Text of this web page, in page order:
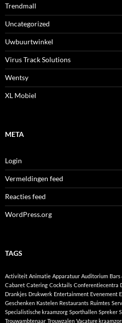
Trendmall
Uncategorized
Uwbuurtwinkel
Virus Track Solutions
Wentsy
XL Mobiel
META
Login
Vermeldingen feed
Reacties feed
WordPress.org
TAGS
Activiteit Animatie Apparatuur Auditorium Bars
Cabaret Catering Cocktails Conferentiecentra
Drankjes Drukwerk Entertainment Evenement
Geschenken Kastelen Restaurants Ruimtes
Specialistische kraamzorg Sporthallen Spreker
Trouwambtenaar Trouwzalen Vacature